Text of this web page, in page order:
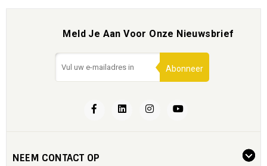
Meld Je Aan Voor Onze Nieuwsbrief
Abonneer
NEEM CONTACT OP